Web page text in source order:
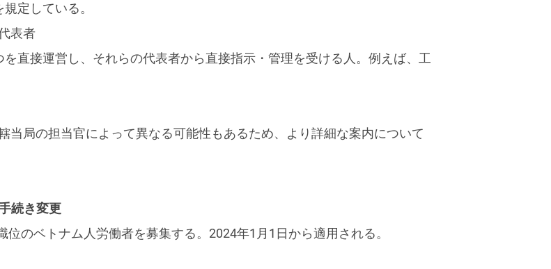
定している。
表者
直接運営し、それらの代表者から直接指示・管理を受ける人。例えば、工
当局の担当官によって異なる可能性もあるため、より詳細な案内について
続き変更
のベトナム人労働者を募集する。2024年1月1日から適用される。